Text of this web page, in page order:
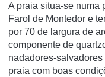
A praia situa-se numa
Farol de Montedor e
por 70 de largura de
componente de
nadadores-
praia com boas